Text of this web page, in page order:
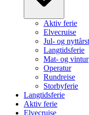
Aktiv ferie
Elvecruise
Jul- og
Langtidsferie
Mat- og vintur
Operatur
Rundreise
Storbyferie
Langtidsferie
Aktiv ferie
Elvecruise